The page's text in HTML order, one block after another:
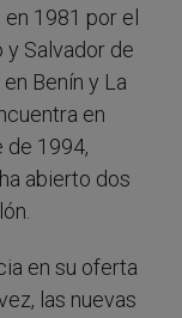
1981 por el
y Salvador de
Benín y La
en
de 1994,
abierto dos
en su oferta
las nuevas